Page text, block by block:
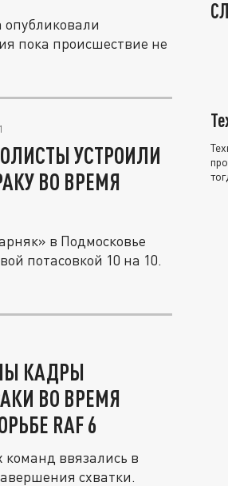
пока происшествие не
УСТРОИЛИ
ВО ВРЕМЯ
в Подмосковье
потасовкой 10 на 10.
КАДРЫ
ВО ВРЕМЯ
RAF 6
ввязались в
схватки.